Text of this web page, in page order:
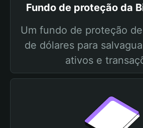
Fundo de proteção da
Um fundo de proteção
de dólares para
ativos e